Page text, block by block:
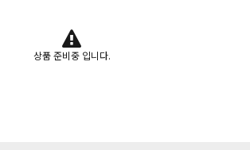
상품 준비중 입니다.